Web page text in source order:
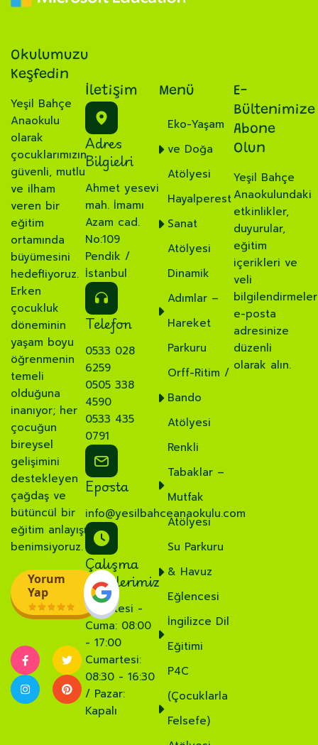
Okulumuzu
Keşfedin
Yeşil Bahçe
Anaokulu
olarak
çocuklarımızın
güvenli, mutlu
ve ilham
veren bir
eğitim
ortamında
büyümesini
hedefliyoruz.
Erken
çocukluk
döneminin
yaşam boyu
öğrenmenin
temeli
olduğuna
inanıyor; her
çocuğun
bireysel
gelişimini
destekleyen
çağdaş ve
bütüncül bir
eğitim anlayışı
benimsiyoruz.
Yorum
Yap
İletişim
Adres
Bilgielri
Ahmet yesevi
mah. İmamı
Azam cad.
No:109
Pendik /
İstanbul
Telefon
0533 028
6259
0505 338
4590
0533 435
0791
Eposta
info@yesilbahceanaokulu.com
Çalışma
Saatlerimiz
Pazartesi -
Cuma: 08:00
- 17:00
Cumartesi:
08:30 - 16:30
/ Pazar:
Kapalı
Menü
Eko-Yaşam
ve Doğa
Atölyesi
Hayalperest
Sanat
Atölyesi
Dinamik
Adımlar –
Hareket
Parkuru
Orff-Ritim /
Bando
Atölyesi
Renkli
Tabaklar –
Mutfak
Atölyesi
Su Parkuru
& Havuz
Eğlencesi
İngilizce Dil
Eğitimi
P4C
(Çocuklarla
Felsefe)
E-
Bültenimize
Abone
Olun
Yeşil Bahçe
Anaokulundaki
etkinlikler,
duyurular,
eğitim
içerikleri ve
veli
e-posta
adresinize
düzenli
olarak alın.